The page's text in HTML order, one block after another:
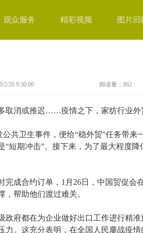
观众服务 精彩视频 图片回
2/20 9:30:00 阅读量： 862
消或推迟……疫情之下，家纺行业外
卫生事件，便给“稳外贸”任务带来
短期冲击”。接下来，为了最大程度
合约订单，1月26日，中国贸促会
帮助他们渡过难关。
府都在为企业做好出口工作进行精准
。这充分表明，在全国人民鏖战疫